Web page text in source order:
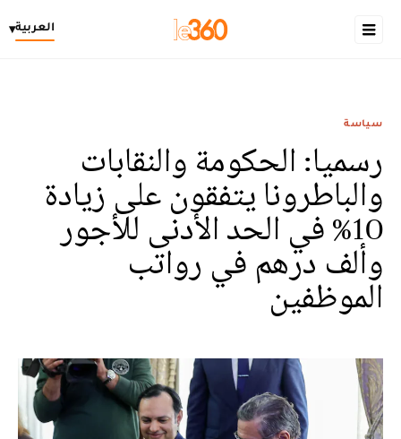
العربية▾
سياسة
رسميا: الحكومة والنقابات
والباطرونا يتفقون على زيادة
10% في الحد الأدنى للأجور
وألف درهم في رواتب
الموظفين